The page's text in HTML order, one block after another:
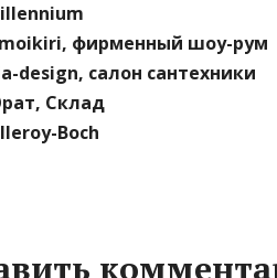
фирменный шоу-рум
design, салон сантехники
Склад
Boch